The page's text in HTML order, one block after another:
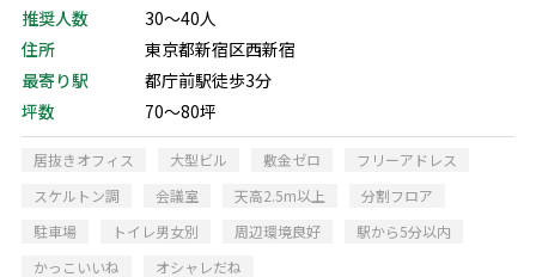
推奨人数
30～40人
住所
東京都新宿区西新宿
最寄り駅
都庁前駅徒歩3分
坪数
70～80坪
居抜きオフィス 大型ビル 敷金ゼロ
フリーアドレス
スケルトン調
会議室 天高2.5m以上
分割フロア
駐車場
トイレ男女別 周辺環境良好
駅から5分以内
かっこいいね
オシャレだね